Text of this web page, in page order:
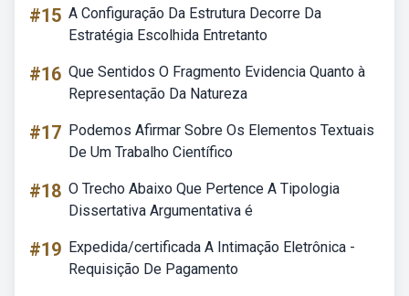
#15 A Configuração Da Estrutura Decorre Da
Estratégia Escolhida Entretanto
#16 Que Sentidos O Fragmento Evidencia Quanto à
Representação Da Natureza
#17 Podemos Afirmar Sobre Os Elementos Textuais
De Um Trabalho Científico
#18 O Trecho Abaixo Que Pertence A Tipologia
Dissertativa Argumentativa é
#19 Expedida/certificada A Intimação Eletrônica -
Requisição De Pagamento